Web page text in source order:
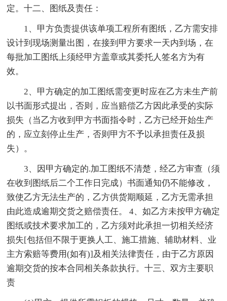
定。十二、图纸及责任：
1、甲方负责提供该单项工程所有图纸，乙方需安排
设计到现场测量出图，在接到甲方要求一天内到场，在
每批加工图纸上须经甲方盖章或其委托人签名方为有
效。
2、甲方确定的加工图纸需变更时应在乙方未生产前
以书面形式提出，否则，应当赔偿乙方因此承受的实际
损失（当乙方收到甲方书面指令时，乙方已经开始生产
的，应立刻停止生产，否则甲方不予以承担责任及损
失）。
3、因甲方确定的.加工图纸不清楚，经乙方审查（须
在收到图纸后二个工作日完成）书面通知仍不能修改，
致使乙方无法生产的，乙方供货期顺延，乙方无需承担
由此造成逾期交货之赔偿责任。 4、如乙方未按甲方确定
图纸或技术要求加工的，乙方须对此承担一切相关经济
损失[包括但不限于更换人工、施工措施、辅助材料、业
主方索赔等费用(如有)]及相关法律责任，由于乙方原因
逾期交货的按本合同相关条款执行。十三、双方主要职
责